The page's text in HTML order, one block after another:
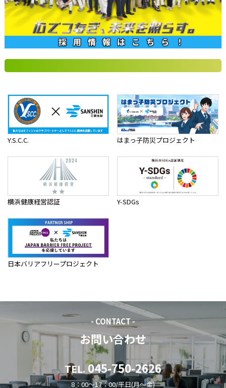
Y.S.C.C. はまっ子防災プロジェクト
横浜健康経営認証 Y-SDGs
日本バリアフリープロジェクト
- CONTACT -
お問い合わせ
TEL.045-750-2626
8：00～17：00/平日(月～金)